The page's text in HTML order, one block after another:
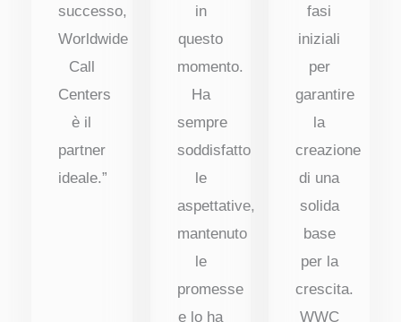
successo,
Worldwide
Call
Centers
è il
partner
ideale.”
in
questo
momento.
Ha
sempre
soddisfatto
le
aspettative,
mantenuto
le
promesse
e lo ha
fasi
iniziali
per
garantire
la
creazione
di una
solida
base
per la
crescita.
WWC